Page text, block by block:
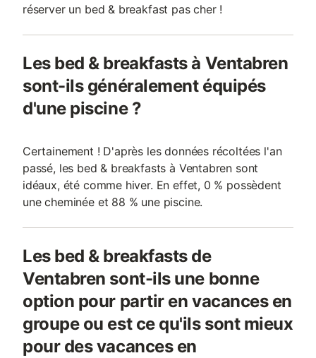
réserver un bed & breakfast pas cher !
Les bed & breakfasts à Ventabren
sont-ils généralement équipés
d'une piscine ?
Certainement ! D'après les données récoltées l'an
passé, les bed & breakfasts à Ventabren sont
idéaux, été comme hiver. En effet, 0 % possèdent
une cheminée et 88 % une piscine.
Les bed & breakfasts de
Ventabren sont-ils une bonne
option pour partir en vacances en
groupe ou est ce qu'ils sont mieux
pour des vacances en